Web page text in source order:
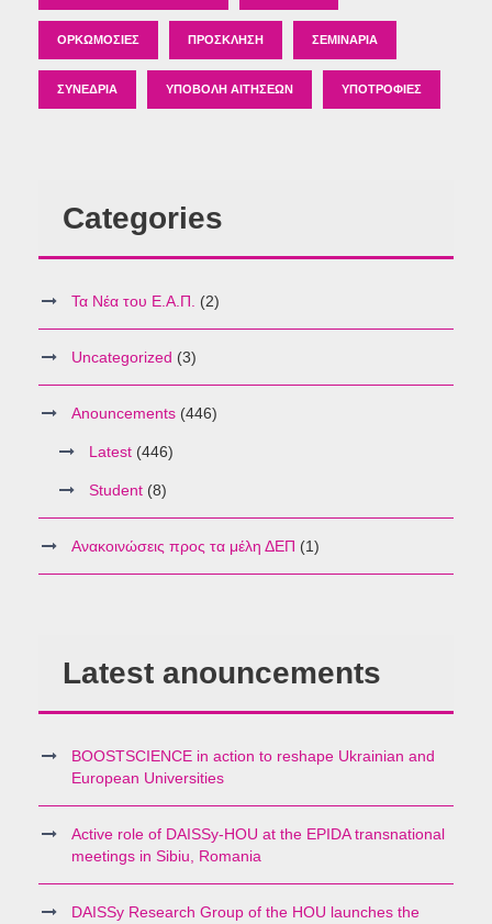
ΟΡΚΩΜΟΣΊΕΣ ΠΡΌΣΚΛΗΣΗ ΣΕΜΙΝΆΡΙΑ
ΣΥΝΈΔΡΙΑ ΥΠΟΒΟΛΉ ΑΙΤΉΣΕΩΝ ΥΠΟΤΡΟΦΊΕΣ
Categories
Τα Νέα του Ε.Α.Π. (2)
Uncategorized (3)
Anouncements (446)
Latest (446)
Student (8)
Ανακοινώσεις προς τα μέλη ΔΕΠ (1)
Latest anouncements
BOOSTSCIENCE in action to reshape Ukrainian and
European Universities
Active role of DAISSy-HOU at the EPIDA transnational
meetings in Sibiu, Romania
DAISSy Research Group of the HOU launches the